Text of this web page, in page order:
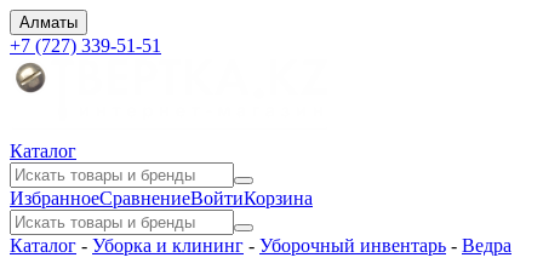
Алматы
+7 (727) 339-51-51
Каталог
ИзбранноеСравнениеВойтиКорзина
Каталог - Уборка и клининг - Уборочный инвентарь - Ведра